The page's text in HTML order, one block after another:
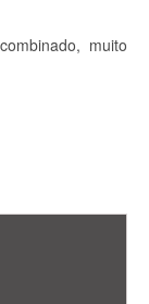
muito